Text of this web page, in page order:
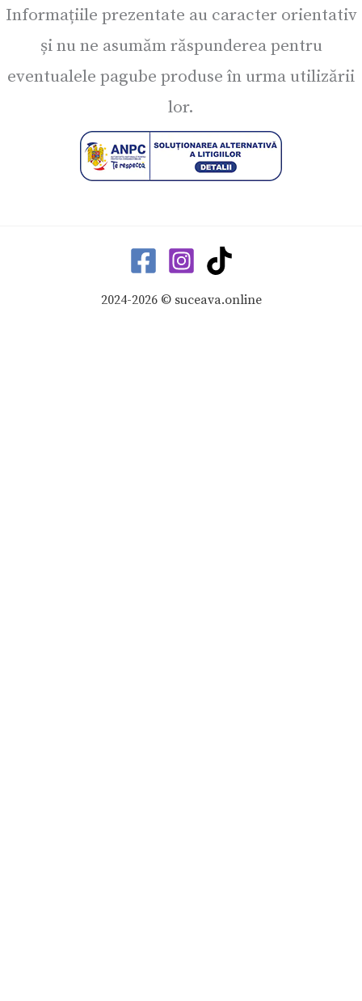
Informațiile prezentate au caracter orientativ
și nu ne asumăm răspunderea pentru
eventualele pagube produse în urma utilizării
lor.
2024-2026 © suceava.online